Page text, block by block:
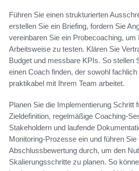
Führen Sie einen strukturierten
erstellen Sie ein Briefing, fordern Sie
vereinbaren Sie ein Probecoaching, um
Arbeitsweise zu testen. Klären Sie
Budget und messbare KPIs. So stellen
einen Coach finden, der sowohl
praktikabel mit Ihrem Team arbeitet.
Planen Sie die Implementierung Schritt
Zieldefinition, regelmäßige Coaching-
Stakeholdern und laufende
Monitoring-Prozesse ein und führen Sie
Abschlussbewertung durch, um den
Skalierungsschritte zu planen. So